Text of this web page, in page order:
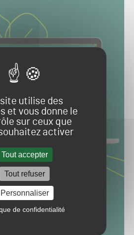
utilise des
et vous donne le
sur ceux que
activer
Tout accepter
Tout refuser
Personnaliser
de confidentialité